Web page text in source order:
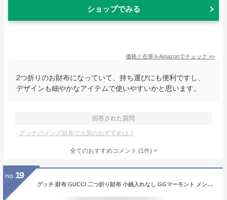
ショップでみる
価格と在庫をAmazonでチェック >>
2つ折りのお財布になっていて、持ち運びにも便利ですし、
デザインも細やかなアイテムで使いやすいかと思います。
回答された質問
グッチのメンズ財布で人気のおすすめは？
全てのおすすめコメント (1件) >
no. 19
グッチ 財布 GUCCI 二つ折り財布 小銭入れなし GGマーモント メンズ ブラック 428726-DJ20T-1000 【在庫あり】 【誕生日 お祝い プレゼント ギフト】